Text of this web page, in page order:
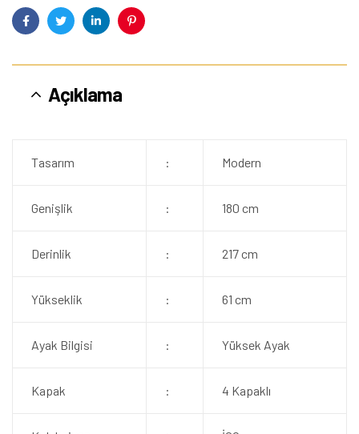
FacebookTwitterLinkedinPinterest
Açıklama
Tasarım : Modern
Genişlik : 180 cm
Derinlik : 217 cm
Yükseklik : 61 cm
Ayak Bilgisi : Yüksek Ayak
Kapak : 4 Kapaklı